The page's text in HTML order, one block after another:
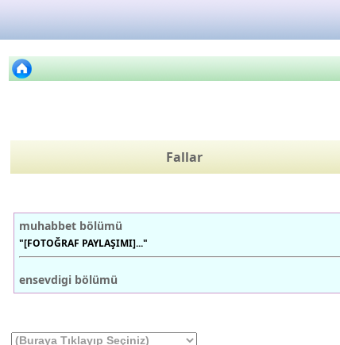
Fallar
muhabbet bölümü
"[FOTOĞRAF PAYLAŞIMI]..."
ensevdigi bölümü
"Miray xBlok3🤍 Değiştiremezsin yazıl..."